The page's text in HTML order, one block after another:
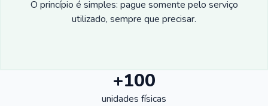
O princípio é simples: pague somente pelo serviço
utilizado, sempre que precisar.
+100
unidades físicas